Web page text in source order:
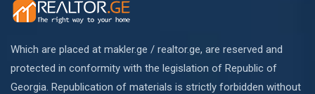
Which are placed at makler.ge / realtor.ge, are reserved and
protected in conformity with the legislation of Republic of
Georgia. Republication of materials is strictly forbidden without